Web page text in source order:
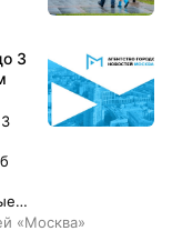
3
«Москва»